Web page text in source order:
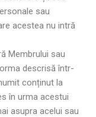
sau
acestea nu intră
Membrului sau
descrisă într-
conținut la
în urma acestui
asupra acelui sau